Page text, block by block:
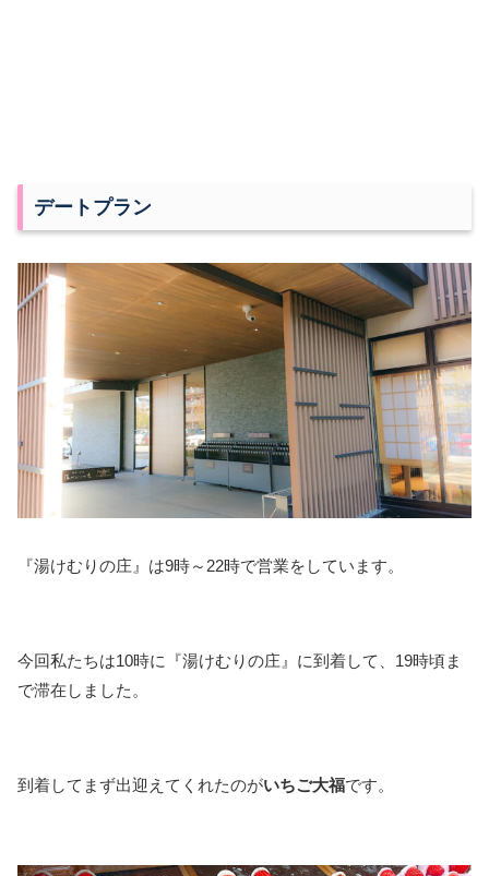
デートプラン
『湯けむりの庄』は9時～22時で営業をしています。
今回私たちは10時に『湯けむりの庄』に到着して、19時頃ま
で滞在しました。
到着してまず出迎えてくれたのがいちご大福です。